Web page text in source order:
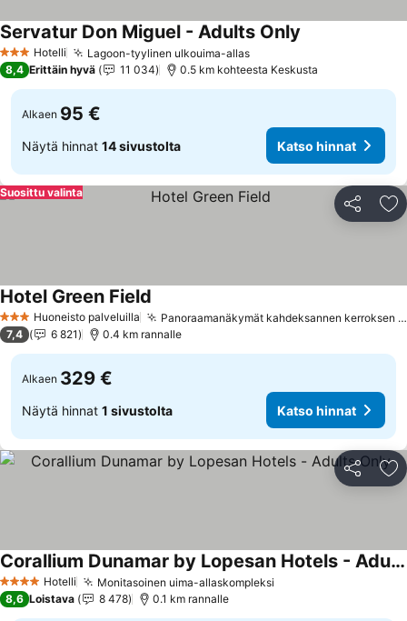
3 Tähtiluokitus
Hotelli Lagoon-tyylinen ulkouima-allas
Servatur Don Miguel - Adults Only
8,4 Erittäin hyvä 11 034 0.5 km kohteesta Keskusta
Alkaen 95 €
Näytä hinnat 14 sivustolta Katso hinnat
Jaa
Suosittu valinta
3 Tähtiluokitus
Huoneisto palveluilla Panoraamanäkymät kahdeksannen kerroksen solariumista
Hotel Green Field
7,4 6 821 0.4 km rannalle
Alkaen 329 €
Näytä hinnat 1 sivustolta Katso hinnat
Jaa
4 Tähtiluokitus
Hotelli Monitasoinen uima-allaskompleksi
Corallium Dunamar by Lopesan Hotels - Adults Only
8,6 Loistava 8 478 0.1 km rannalle